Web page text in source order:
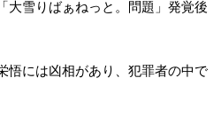
大雪りばぁねっと。問題」発覚後
悟には凶相があり、犯罪者の中で